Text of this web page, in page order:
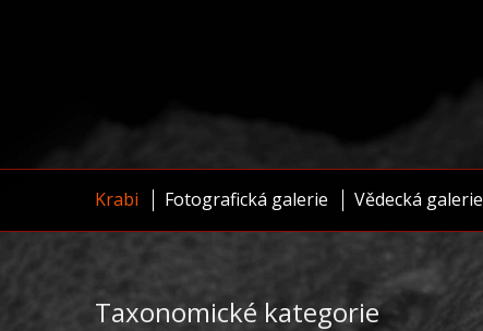
Krabi Fotografická galerie Vědecká galerie
Taxonomické kategorie